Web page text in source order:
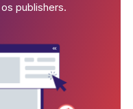
publishers.